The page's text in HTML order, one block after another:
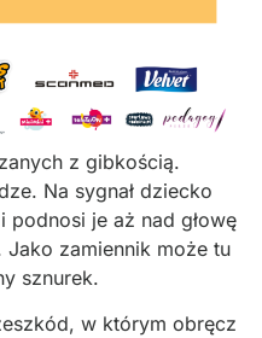
z gibkością.
Na sygnał dziecko
je aż nad głowę
Jako zamiennik może tu
sznurek.
w którym obręcz